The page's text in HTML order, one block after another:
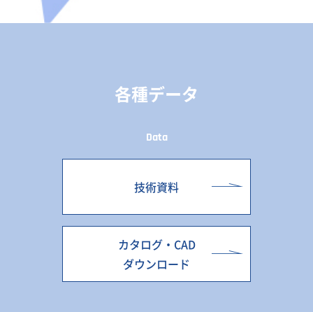
各種データ
Data
技術資料
カタログ・CAD
ダウンロード